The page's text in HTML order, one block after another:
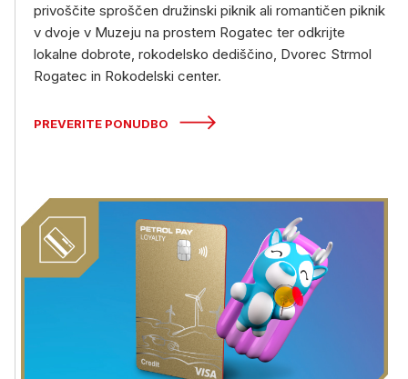
privoščite sproščen družinski piknik ali romantičen piknik
v dvoje v Muzeju na prostem Rogatec ter odkrijte
lokalne dobrote, rokodelsko dediščino, Dvorec Strmol
Rogatec in Rokodelski center.
PREVERITE PONUDBO